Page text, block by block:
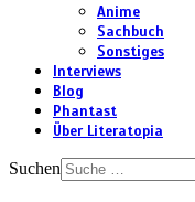
Anime
Sachbuch
Sonstiges
Interviews
Blog
Phantast
Über Literatopia
Suchen